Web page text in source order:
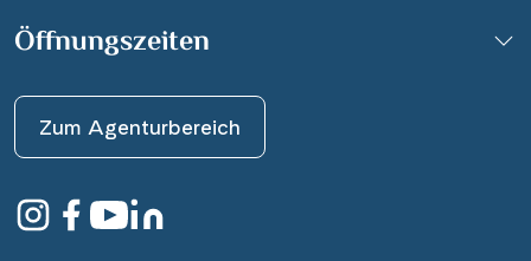
Öffnungszeiten
Zum Agenturbereich